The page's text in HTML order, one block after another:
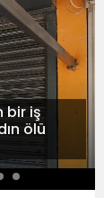
bir iş
ölü